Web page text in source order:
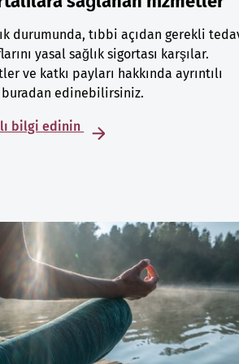
durumunda, tıbbi açıdan gerekli
yasal sağlık sigortası karşılar.
ve katkı payları hakkında ayrıntılı
edinebilirsiniz.
bilgi edinin